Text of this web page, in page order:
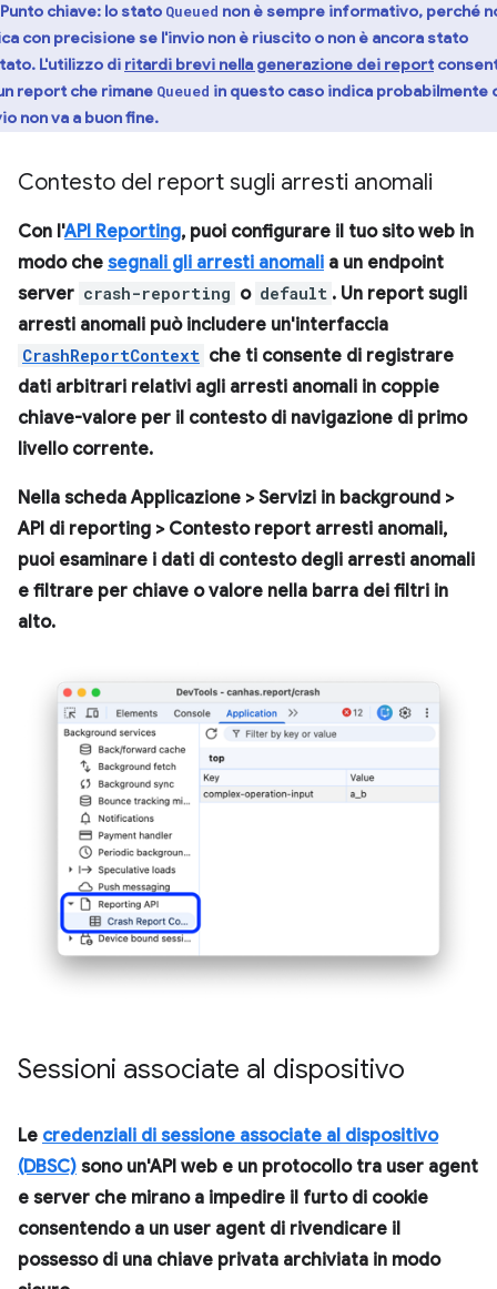
Punto chiave: lo stato Queued non è sempre informativo, perché
con precisione se l'invio non è riuscito o non è ancora stato
L'utilizzo di ritardi brevi nella generazione dei report
report che rimane Queued in questo caso indica probabilmente
non va a buon fine.
Contesto del report sugli arresti anomali
Con l'API Reporting, puoi configurare il tuo sito web in
modo che segnali gli arresti anomali a un endpoint
server crash-reporting o default . Un report sugli
arresti anomali può includere un'interfaccia
CrashReportContext che ti consente di registrare
dati arbitrari relativi agli arresti anomali in coppie
chiave-valore per il contesto di navigazione di primo
livello corrente.
Nella schedaApplicazione >Servizi in background >
API di reporting > Contesto report arresti anomali,
puoi esaminare i dati di contesto degli arresti anomali
e filtrare per chiave o valore nella barra dei filtri in
alto.
Sessioni associate al dispositivo
Le credenziali di sessione associate al dispositivo
(DBSC) sono un'API web e un protocollo tra user agent
e server che mirano a impedire il furto di cookie
consentendo a un user agent di rivendicare il
possesso di una chiave privata archiviata in modo